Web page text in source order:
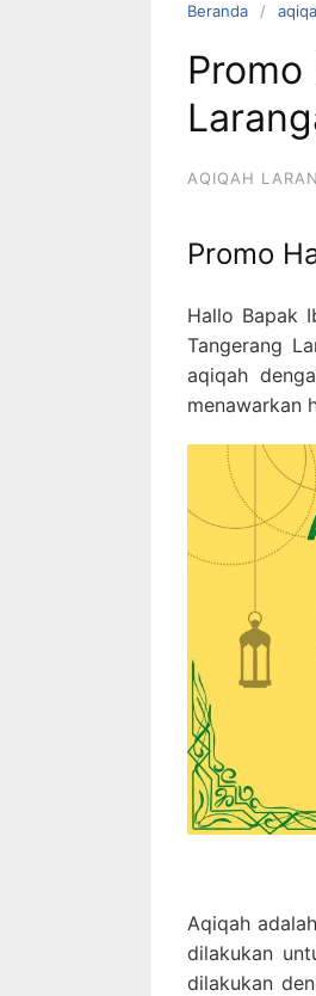
Beranda
AQIQAH
Promo
Hallo Bapak
Tangerang
aqiqah
menawarkan
Aqiqah
dilakukan
dilakukan